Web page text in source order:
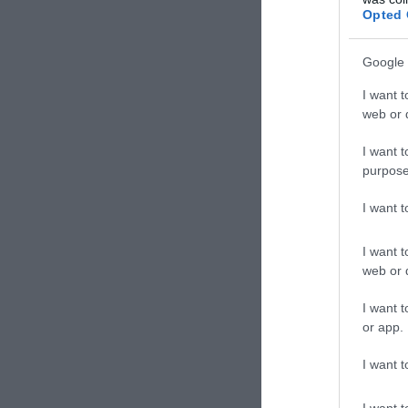
Opted
Google
I want
web or
I want
I want
I want
web or
I want
or app.
I want
σημαντικό
στις διεθνείς
Όπως ανέφερε,
πλήρη